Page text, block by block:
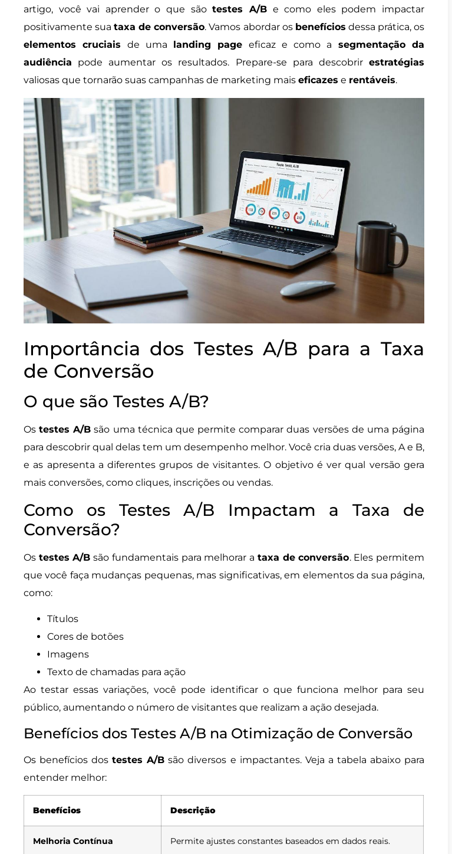
artigo, você vai aprender o que sãotestes A/Be como eles podem impactar
positivamente suataxa de conversão. Vamos abordar os benefícios dessa prática, os
elementos cruciais de uma landing page eficaz e como a segmentação da
audiência pode aumentar os resultados. Prepare-se para descobrir estratégias
valiosas que tornarão suas campanhas de marketing mais eficazes e rentáveis.
Importância dos Testes A/B para a Taxa
de Conversão
O que são Testes A/B?
Ostestes A/B são uma técnica que permite comparar duas versões de uma página
para descobrir qual delas tem um desempenho melhor. Você cria duas versões, A e B,
e as apresenta a diferentes grupos de visitantes. O objetivo é ver qual versão gera
mais conversões, como cliques, inscrições ou vendas.
Como os Testes A/B Impactam a Taxa de
Conversão?
Os testes A/B são fundamentais para melhorar a taxa de conversão. Eles permitem
que você faça mudanças pequenas, mas significativas, em elementos da sua página,
como:
Títulos
Cores de botões
Imagens
Texto de chamadas para ação
Ao testar essas variações, você pode identificar o que funciona melhor para seu
público, aumentando o número de visitantes que realizam a ação desejada.
Benefícios dos Testes A/B na Otimização de Conversão
Os benefícios dostestes A/B são diversos e impactantes. Veja a tabela abaixo para
entender melhor:
Benefícios Descrição
Melhoria Contínua Permite ajustes constantes baseados em dados reais.